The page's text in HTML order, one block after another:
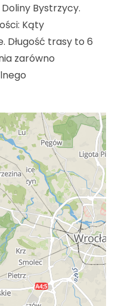
Bystrzycy.
Kąty
Długość trasy to 6
zarówno